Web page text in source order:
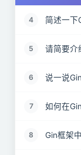
4 简述一下
5 请简要介
6 说一说
7 如何在
8 Gin框架